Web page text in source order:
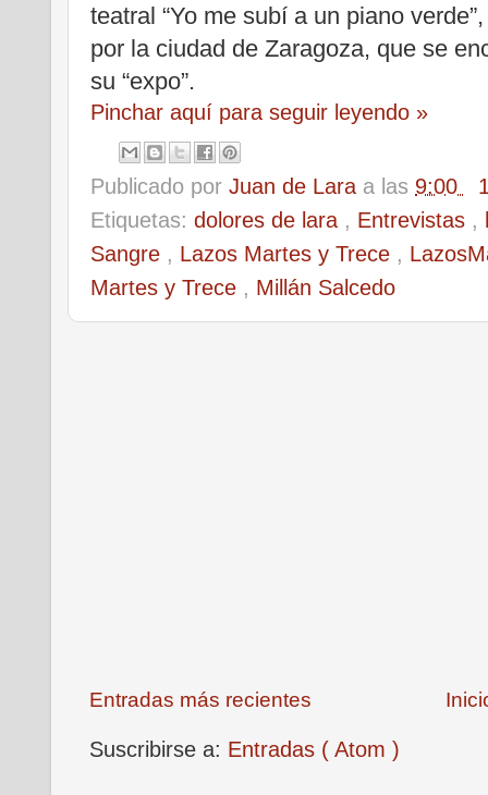
teatral “Yo me subí a un piano
por la ciudad de Zaragoza, que se
su “expo”.
Pinchar aquí para seguir leyendo »
Publicado por Juan de Lara a las 9:00
Etiquetas: dolores de lara , Entrevistas ,
Sangre , Lazos Martes y Trece ,
Martes y Trece , Millán Salcedo
Entradas más recientes
Suscribirse a: Entradas ( Atom )